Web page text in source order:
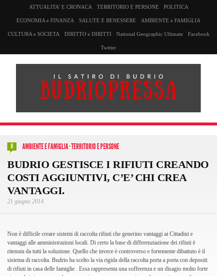
ATTUALITA’ E CRONACA TERRITORIO E PERSONE POLITICA
ECONOMIA e FINANZA SALUTE E BENESSERE AMBIENTE e FAMIGLIA
CULTURA e SOCIETA DIRITTO e DIRITTI National Geographic Ultimate Facebook
Twitter
0 AMBIENTE E FAMIGLIA·TERRITORIO E PERSONE
BUDRIO GESTISCE I RIFIUTI CREANDO
COSTI AGGIUNTIVI, C’E’ CHI CREA
VANTAGGI.
21 giugno 2014
Non è difficile creare sistemi di raccolta rifiuti che generino vantaggi ai Cittadini e
vantaggi alle amministrazioni locali. Di certo la base di differenziazione dei rifiuti è
ritenuta da tutti la soluzione. Quello che invece è controverso e fortemente dibattuto è il
sistema di raccolta. Budrio ha scelto la via rigida della raccolta porta a porta con depositi
di rifiuti in casa delle famiglie . Essa rappresenta una sofferenza e un disagio molto forte